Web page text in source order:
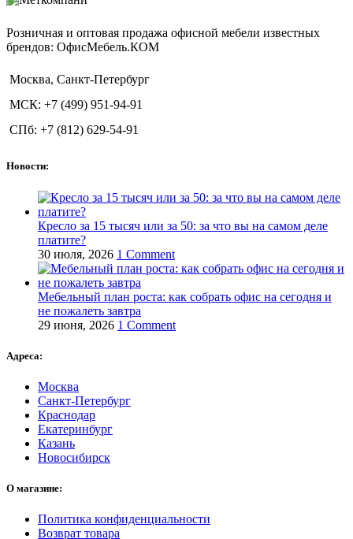
Розничная и оптовая продажа офисной мебели известных
брендов: ОфисМебель.КОМ
Москва, Санкт-Петербург
МСК: +7 (499) 951-94-91
СПб: +7 (812) 629-54-91
Новости:
Кресло за 15 тысяч или за 50: за что вы на самом деле
платите?
30 июля, 2026 1 Comment
Мебельный план роста: как собрать офис на сегодня и
не пожалеть завтра
29 июня, 2026 1 Comment
Адреса:
Москва
Санкт-Петербург
Краснодар
Екатеринбург
Казань
Новосибирск
О магазине:
Политика конфиденциальности
Возврат товара